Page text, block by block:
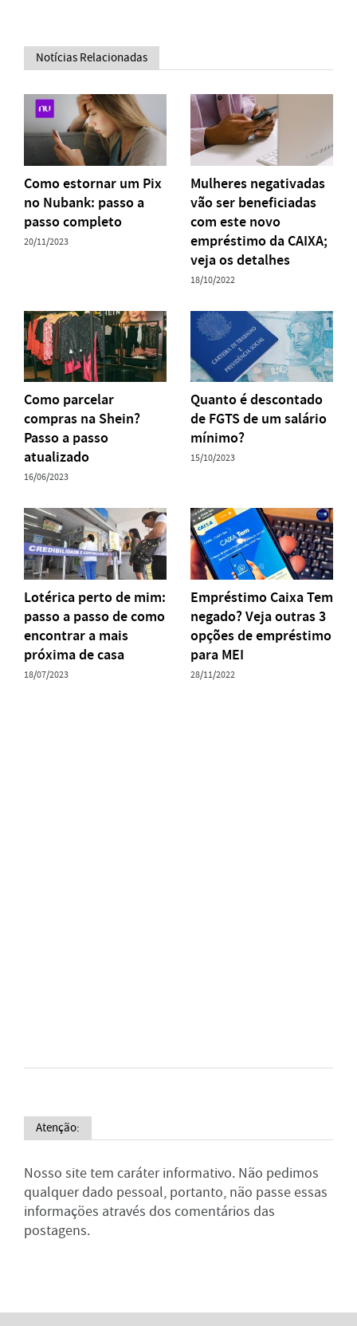
Notícias Relacionadas
Como estornar um Pix
no Nubank: passo a
passo completo
20/11/2023
Mulheres negativadas
vão ser beneficiadas
com este novo
empréstimo da CAIXA;
veja os detalhes
18/10/2022
Como parcelar
compras na Shein?
Passo a passo
atualizado
16/06/2023
Quanto é descontado
de FGTS de um salário
mínimo?
15/10/2023
Lotérica perto de mim:
passo a passo de como
encontrar a mais
próxima de casa
18/07/2023
Empréstimo Caixa Tem
negado? Veja outras 3
opções de empréstimo
para MEI
28/11/2022
Atenção:
Nosso site tem caráter informativo. Não pedimos
qualquer dado pessoal, portanto, não passe essas
informações através dos comentários das
postagens.